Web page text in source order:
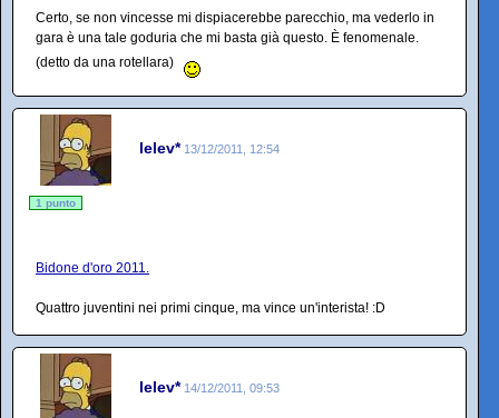
Certo, se non vincesse mi dispiacerebbe parecchio, ma vederlo in
gara è una tale goduria che mi basta già questo. È fenomenale.
(detto da una rotellara)
lelev* 13/12/2011, 12:54
1 punto
Bidone d'oro 2011.
Quattro juventini nei primi cinque, ma vince un'interista! :D
lelev* 14/12/2011, 09:53